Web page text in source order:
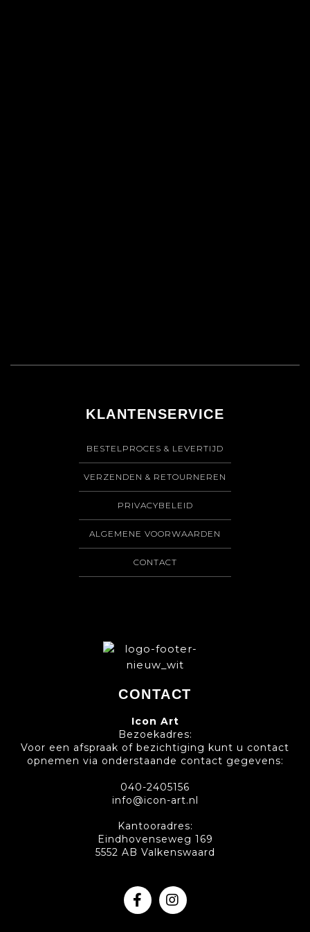
KLANTENSERVICE
BESTELPROCES & LEVERTIJD
VERZENDEN & RETOURNEREN
PRIVACYBELEID
ALGEMENE VOORWAARDEN
CONTACT
CONTACT
Icon Art
Bezoekadres:
Voor een afspraak of bezichtiging kunt u contact
opnemen via onderstaande contact gegevens:
040-2405156
info@icon-art.nl
Kantooradres:
Eindhovenseweg 169
5552 AB Valkenswaard